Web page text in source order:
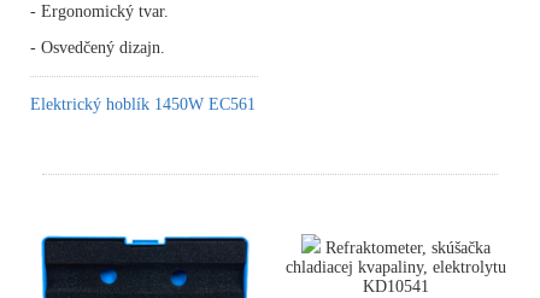
- Ergonomický tvar.
- Osvedčený dizajn.
Elektrický hoblík 1450W EC561
Refraktometer, skúšačka
chladiacej kvapaliny, elektrolytu
KD10541